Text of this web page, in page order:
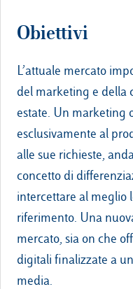
Milano
Amsterdam
Dubai
Luiss.it
Obiettivi
L’attuale mercato
del marketing e della
estate. Un marketing
esclusivamente al
alle sue richieste,
concetto di
intercettare al meglio
riferimento. Una
mercato, sia on che
digitali finalizzate a
media.